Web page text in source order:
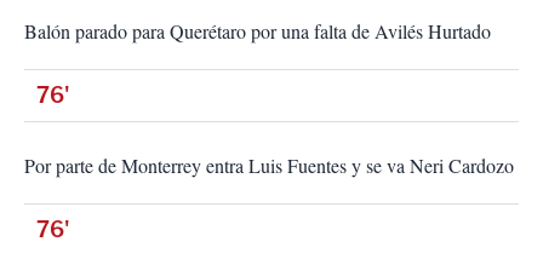
Balón parado para Querétaro por una falta de Avilés Hurtado
76'
Por parte de Monterrey entra Luis Fuentes y se va Neri Cardozo
76'